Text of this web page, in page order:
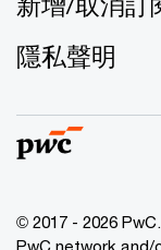
隱私聲明
© 2017 - 2026
PwC network